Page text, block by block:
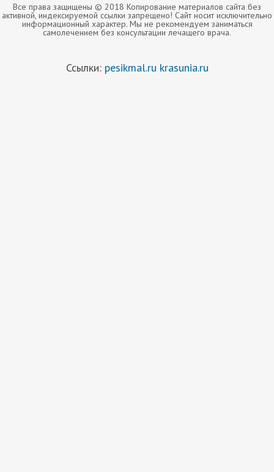
Все права защищены © 2018 Копирование материалов сайта без
активной, индексируемой ссылки запрещено! Сайт носит исключительно
информационный характер. Мы не рекомендуем заниматься
самолечением без консультации лечащего врача.
Ссылки: pesikmal.ru krasunia.ru